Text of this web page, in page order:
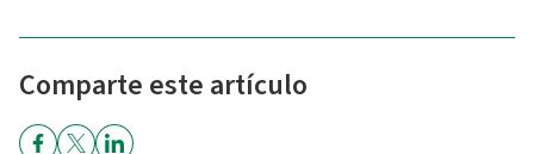
Comparte este artículo